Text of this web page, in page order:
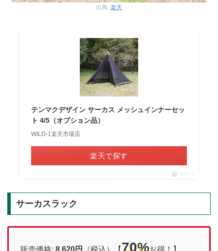
出典: 楽天
テンマクデザイン サーカス メッシュインナーセッ
ト 4/5（オプション品）
WILD-1楽天市場店
楽天で探す
ポチップ
サーカスラック
販売価格: 8,620円 （税込）【70%お得！】